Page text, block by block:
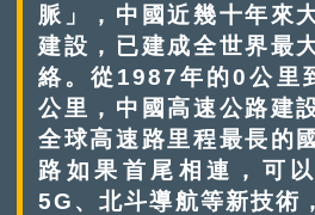
脈」，中國近幾十年來
建設，已建成全世界最
絡。從1987年的0公里
公里，中國高速公路建
全球高速路里程最長的
路如果首尾相連，可
5G、北斗導航等新技術